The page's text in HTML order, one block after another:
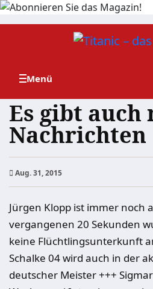
Zum
Es gibt auch
Nachrichten
Aug. 31, 2015
Jürgen Klopp ist immer noch
vergangenen 20 Sekunden
keine Flüchtlingsunterkunft
Schalke 04 wird auch in der
deutscher Meister +++